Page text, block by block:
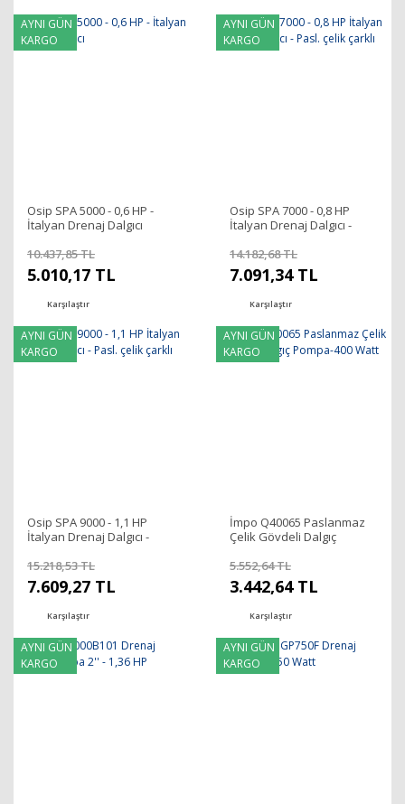
AYNI GÜN
KARGO
Osip SPA 5000 - 0,6 HP -
İtalyan Drenaj Dalgıcı
10.437,85 TL
5.010,17 TL
Karşılaştır
AYNI GÜN
KARGO
Osip SPA 7000 - 0,8 HP
İtalyan Drenaj Dalgıcı -
14.182,68 TL
7.091,34 TL
Karşılaştır
AYNI GÜN
KARGO
Osip SPA 9000 - 1,1 HP
İtalyan Drenaj Dalgıcı -
15.218,53 TL
7.609,27 TL
Karşılaştır
AYNI GÜN
KARGO
İmpo Q40065 Paslanmaz
Çelik Gövdeli Dalgıç
5.552,64 TL
3.442,64 TL
Karşılaştır
AYNI GÜN
KARGO
AYNI GÜN
KARGO